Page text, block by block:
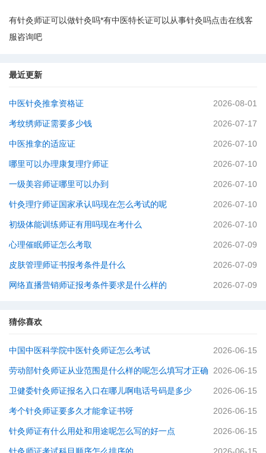
有针灸师证可以做针灸吗*有中医特长证可以从事针灸吗点击在线客
服咨询吧
最近更新
中医针灸推拿资格证 2026-08-01
考纹绣师证需要多少钱 2026-07-17
中医推拿的适应证 2026-07-10
哪里可以办理康复理疗师证 2026-07-10
一级美容师证哪里可以办到 2026-07-10
针灸理疗师证国家承认吗现在怎么考试的呢 2026-07-10
初级体能训练师证有用吗现在考什么 2026-07-10
心理催眠师证怎么考取 2026-07-09
皮肤管理师证书报考条件是什么 2026-07-09
网络直播营销师证报考条件要求是什么样的 2026-07-09
猜你喜欢
中国中医科学院中医针灸师证怎么考试 2026-06-15
劳动部针灸师证从业范围是什么样的呢怎么填写才正确 2026-06-15
卫健委针灸师证报名入口在哪儿啊电话号码是多少 2026-06-15
考个针灸师证要多久才能拿证书呀 2026-06-15
针灸师证有什么用处和用途呢怎么写的好一点 2026-06-15